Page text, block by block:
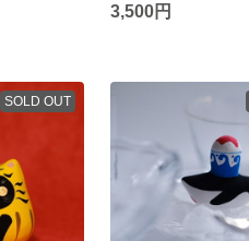
3,500円
SOLD OUT